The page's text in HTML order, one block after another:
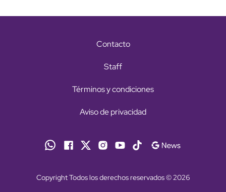
Contacto
Staff
Términos y condiciones
Aviso de privacidad
Copyright Todos los derechos reservados © 2026